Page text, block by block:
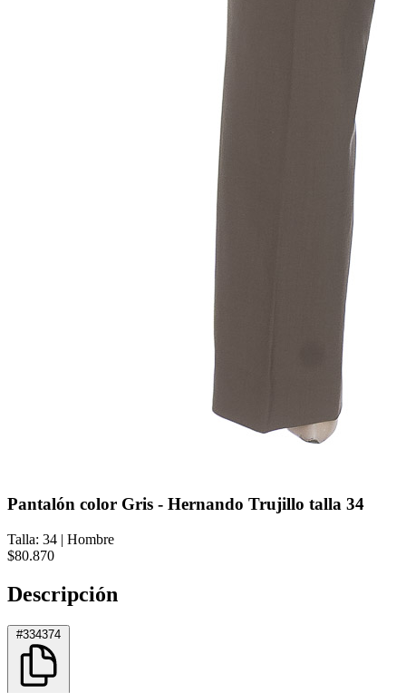
Pantalón color Gris - Hernando Trujillo talla 34
Talla: 34 | Hombre
$80.870
Descripción
#334374